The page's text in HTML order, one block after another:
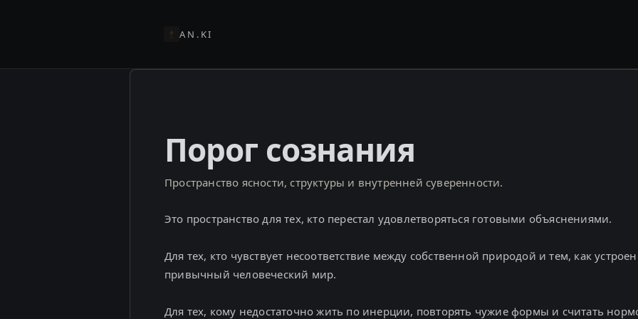
AN.KI
Порог сознания
Пространство ясности, структуры и внутренней суверенности.
Это пространство для тех, кто перестал удовлетворяться готовыми объяснениями.
Для тех, кто чувствует несоответствие между собственной природой и тем, как устроен
привычный человеческий мир.
Для тех, кому недостаточно жить по инерции, повторять чужие формы и считать